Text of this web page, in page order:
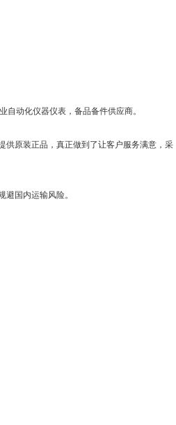
自动化仪器仪表，备品备件供应商。
供原装正品，真正做到了让客户服务满意，采
国内运输风险。